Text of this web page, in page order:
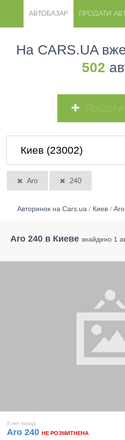
АВТОБАЗАР ПРОДАТИ
На CARS.UA
502
Aro 240
Авторинок на Cars.ua / Киев / Aro
Aro 240 в Киеве знайдено 1
8 лет назад
Aro 240 НЕ РОЗМИТНЕНА